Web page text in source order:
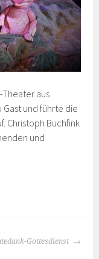
Theater aus
und führte die
Christoph Buchfink
und
Gottesdienst